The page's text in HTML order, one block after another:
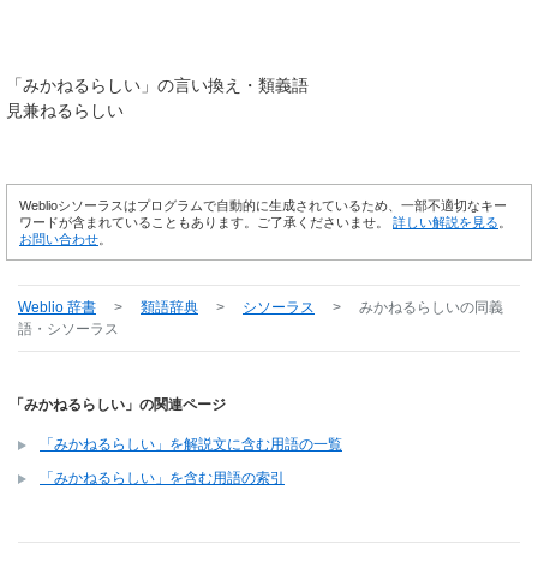
「みかねるらしい 」の言い換え・類義語
見兼ねるらしい
Weblioシソーラスはプログラムで自動的に生成されているため、一部不適切なキー
ワードが含まれていることもあります。ご了承くださいませ。 詳しい解説を見る
お問い合わせ
Weblio 辞書 > 類語辞典 > シソーラス > みかねるらしいの同義
語・シソーラス
「みかねるらしい」の関連ページ
「みかねるらしい」を解説文に含む用語の一覧
「みかねるらしい」を含む用語の索引